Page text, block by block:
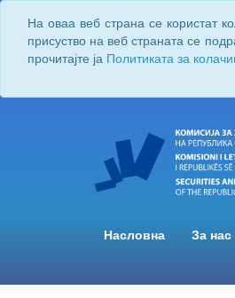
На оваа веб страна се користат
присуство на веб страната се
прочитајте ја Политиката за
Насловна За нас